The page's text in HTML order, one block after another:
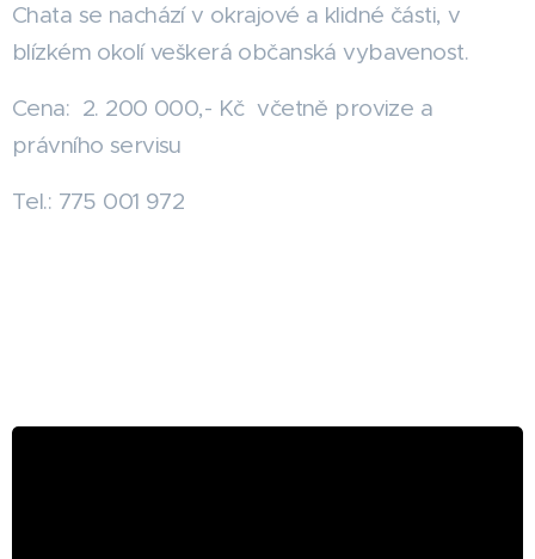
Chata se nachází v okrajové a klidné části, v
blízkém okolí veškerá občanská vybavenost.
Cena: 2. 200 000,- Kč včetně provize a
právního servisu
Tel.: 775 001 972